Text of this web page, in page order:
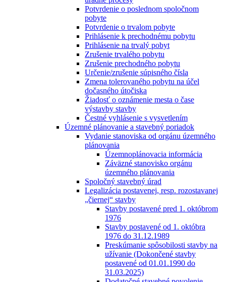
Potvrdenie o poslednom spoločnom
pobyte
Potvrdenie o trvalom pobyte
Prihlásenie k prechodnému pobytu
Prihlásenie na trvalý pobyt
Zrušenie trvalého pobytu
Zrušenie prechodného pobytu
Určenie/zrušenie súpisného čísla
Zmena tolerovaného pobytu na účel
dočasného útočiska
Žiadosť o oznámenie mesta o čase
výstavby stavby
Čestné vyhlásenie s vysvetlením
Územné plánovanie a stavebný poriadok
Vydanie stanoviska od orgánu územného
plánovania
Územnoplánovacia informácia
Záväzné stanovisko orgánu
územného plánovania
Spoločný stavebný úrad
Legalizácia postavenej, resp. rozostavanej
„čiernej“ stavby
Stavby postavené pred 1. októbrom
1976
Stavby postavené od 1. októbra
1976 do 31.12.1989
Preskúmanie spôsobilosti stavby na
užívanie (Dokončené stavby
postavené od 01.01.1990 do
31.03.2025)